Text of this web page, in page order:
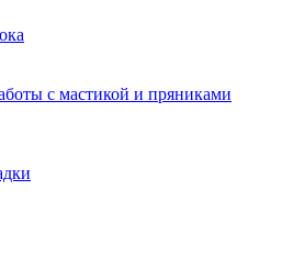
с мастикой и пряниками